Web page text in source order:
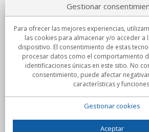
Sobre nosotros
Compromisos
Compras
Gestionar
Para ofrecer las mejores experiencias,
las cookies para almacenar y/o acceder a
dispositivo. El consentimiento de estas
procesar datos como el comportamiento
identificaciones únicas en este sitio. No
consentimiento, puede afectar
características y
Gestionar cookies
Aceptar